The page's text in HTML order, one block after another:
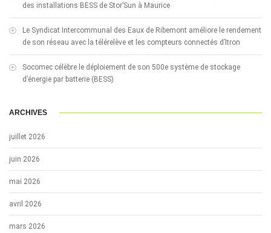
des installations BESS de Stor’Sun à Maurice
Le Syndicat Intercommunal des Eaux de Ribemont améliore le rendement
de son réseau avec la télérelève et les compteurs connectés d’Itron
Socomec célèbre le déploiement de son 500e système de stockage
d’énergie par batterie (BESS)
ARCHIVES
juillet 2026
juin 2026
mai 2026
avril 2026
mars 2026